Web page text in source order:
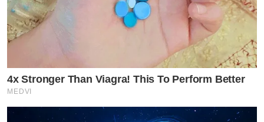
4x Stronger Than Viagra! This To Perform Better
MEDVI